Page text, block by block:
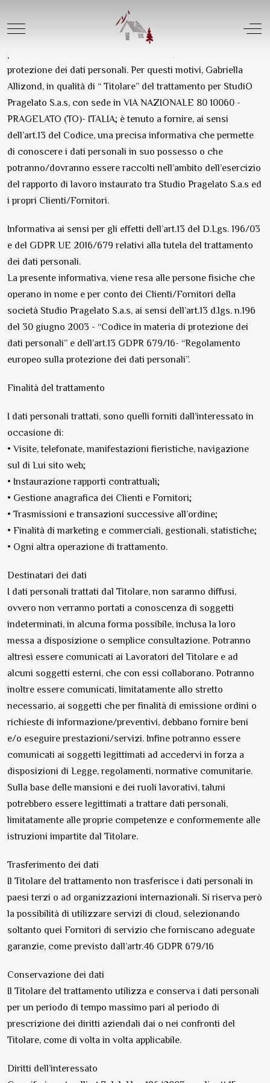
Mobile Menu Toggle Off-
personali si svolga nel rispetto dei diritti, delle libertà
fondamentali, nonché della dignità dell’interessato, con
protezione dei dati personali. Per questi motivi, Gabriella
Allizond, in qualità di “ Titolare” del trattamento per StudiO
Pragelato S.a.s, con sede in VIA NAZIONALE 80 10060 -
PRAGELATO (TO)- ITALIA; è tenuto a fornire, ai sensi
dell’art.13 del Codice, una precisa informativa che permette
di conoscere i dati personali in suo possesso o che
potranno/dovranno essere raccolti nell’ambito dell’esercizio
del rapporto di lavoro instaurato tra Studio Pragelato S.a.s ed
i propri Clienti/Fornitori.
Informativa ai sensi per gli effetti dell’art.13 del D.Lgs. 196/03
e del GDPR UE 2016/679 relativi alla tutela del trattamento
dei dati personali.
La presente informativa, viene resa alle persone fisiche che
operano in nome e per conto dei Clienti/Fornitori della
società Studio Pragelato S.a.s, ai sensi dell’art.13 d.lgs. n.196
del 30 giugno 2003 - “Codice in materia di protezione dei
dati personali” e dell’art.13 GDPR 679/16- “Regolamento
europeo sulla protezione dei dati personali”.
Finalità del trattamento
I dati personali trattati, sono quelli forniti dall’interessato in
occasione di:
• Visite, telefonate, manifestazioni fieristiche, navigazione
sul di Lui sito web;
• Instaurazione rapporti contrattuali;
• Gestione anagrafica dei Clienti e Fornitori;
• Trasmissioni e transazioni successive all’ordine;
• Finalità di marketing e commerciali, gestionali, statistiche;
• Ogni altra operazione di trattamento.
Destinatari dei dati
I dati personali trattati dal Titolare, non saranno diffusi,
ovvero non verranno portati a conoscenza di soggetti
indeterminati, in alcuna forma possibile, inclusa la loro
messa a disposizione o semplice consultazione. Potranno
altresì essere comunicati ai Lavoratori del Titolare e ad
alcuni soggetti esterni, che con essi collaborano. Potranno
inoltre essere comunicati, limitatamente allo stretto
necessario, ai soggetti che per finalità di emissione ordini o
richieste di informazione/preventivi, debbano fornire beni
e/o eseguire prestazioni/servizi. Infine potranno essere
comunicati ai soggetti legittimati ad accedervi in forza a
disposizioni di Legge, regolamenti, normative comunitarie.
Sulla base delle mansioni e dei ruoli lavorativi, taluni
potrebbero essere legittimati a trattare dati personali,
limitatamente alle proprie competenze e conformemente alle
istruzioni impartite dal Titolare.
Trasferimento dei dati
Il Titolare del trattamento non trasferisce i dati personali in
paesi terzi o ad organizzazioni internazionali. Si riserva però
la possibilità di utilizzare servizi di cloud, selezionando
soltanto quei Fornitori di servizio che forniscano adeguate
garanzie, come previsto dall’artr.46 GDPR 679/16
Conservazione dei dati
Il Titolare del trattamento utilizza e conserva i dati personali
per un periodo di tempo massimo pari al periodo di
prescrizione dei diritti aziendali dai o nei confronti del
Titolare, come di volta in volta applicabile.
Diritti dell’interessato